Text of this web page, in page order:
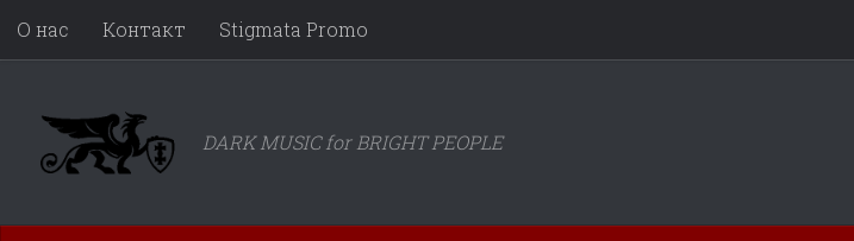
Перейти к содержимому
О нас Контакт Stigmata Promo
DARK MUSIC for BRIGHT PEOPLE